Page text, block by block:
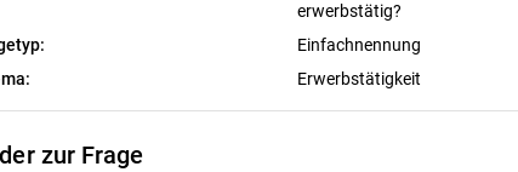
erwerbstätig?
Einfachnennung
Erwerbstätigkeit
zur Frage